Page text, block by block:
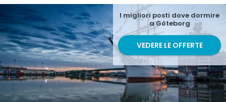
I migliori posti dove dormire
a Göteborg
VEDERE LE OFFERTE